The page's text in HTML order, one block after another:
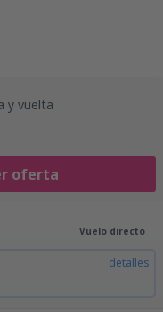
y vuelta
oferta
Vuelo directo
detalles